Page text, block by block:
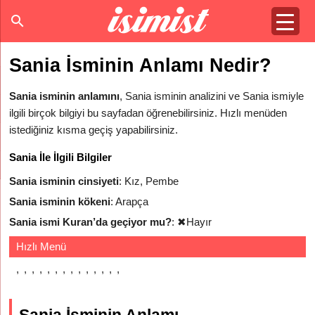
Sania İsminin Anlamı Nedir?
Sania isminin anlamını, Sania isminin analizini ve Sania ismiyle
ilgili birçok bilgiyi bu sayfadan öğrenebilirsiniz. Hızlı menüden
istediğiniz kısma geçiş yapabilirsiniz.
Sania İle İlgili Bilgiler
Sania isminin cinsiyeti: Kız, Pembe
Sania isminin kökeni: Arapça
Sania ismi Kuran’da geçiyor mu?: ✖Hayır
Hızlı Menü